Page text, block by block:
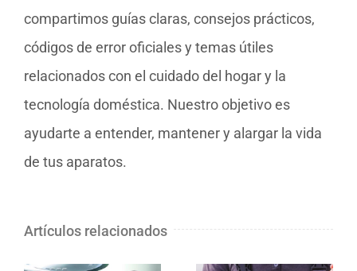
compartimos guías claras, consejos prácticos,
códigos de error oficiales y temas útiles
relacionados con el cuidado del hogar y la
tecnología doméstica. Nuestro objetivo es
ayudarte a entender, mantener y alargar la vida
de tus aparatos.
Artículos relacionados